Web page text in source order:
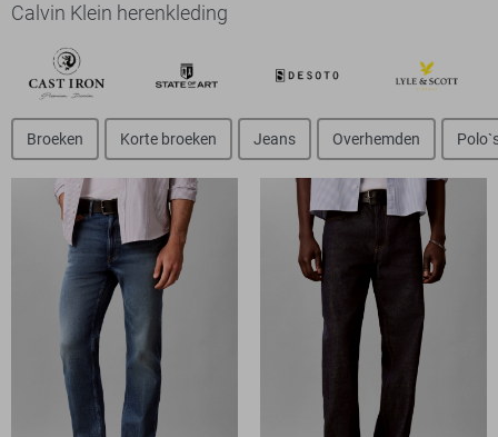
Calvin Klein herenkleding
Broeken Korte broeken Jeans Overhemden